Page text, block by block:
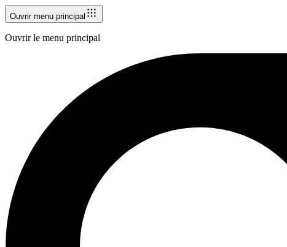
Ouvrir menu principal
Ouvrir le menu principal